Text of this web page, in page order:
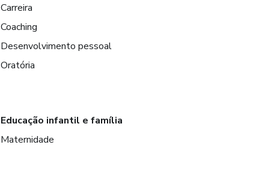
Carreira
Coaching
Desenvolvimento pessoal
Oratória
Educação infantil e família
Maternidade